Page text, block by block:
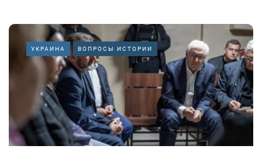
УКРАИНА ВОПРОСЫ ИСТОРИИ